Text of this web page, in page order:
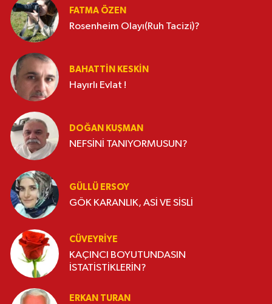
FATMA ÖZEN
Rosenheim Olayı(Ruh Tacizi)?
BAHATTIN KESKİN
Hayırlı Evlat !
DOĞAN KUŞMAN
NEFSİNİ TANIYORMUSUN?
GÜLLÜ ERSOY
GÖK KARANLIK, ASİ VE SİSLİ
CÜVEYRIYE
KAÇINCI BOYUTUNDASIN
İSTATİSTİKLERİN?
ERKAN TURAN